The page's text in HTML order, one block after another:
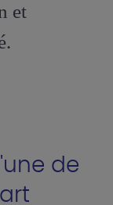
et
de